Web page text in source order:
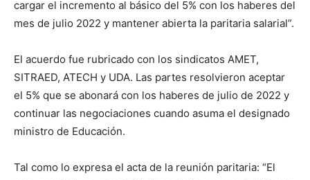
cargar el incremento al básico del 5% con los haberes del
mes de julio 2022 y mantener abierta la paritaria salarial”.
El acuerdo fue rubricado con los sindicatos AMET,
SITRAED, ATECH y UDA. Las partes resolvieron aceptar
el 5% que se abonará con los haberes de julio de 2022 y
continuar las negociaciones cuando asuma el designado
ministro de Educación.
Tal como lo expresa el acta de la reunión paritaria: “El